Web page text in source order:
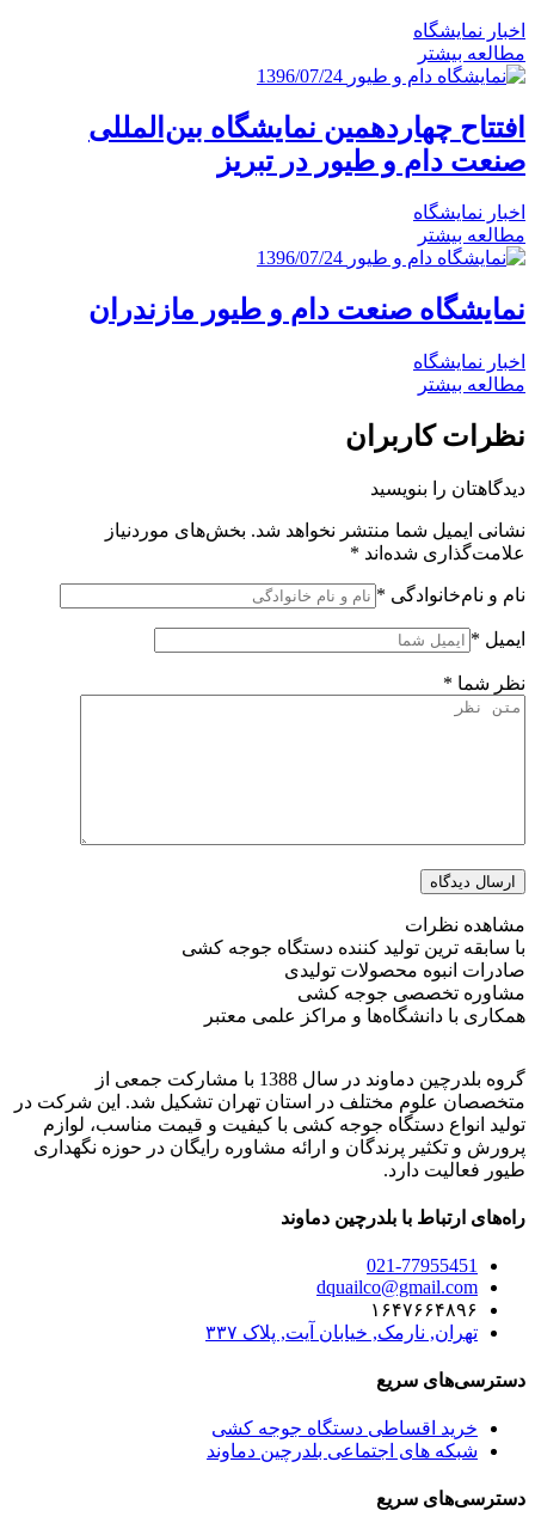
اخبار نمایشگاه
مطالعه بیشتر
1396/07/24
افتتاح چهاردهمین نمایشگاه بین‌المللی
صنعت دام و طیور در تبریز
اخبار نمایشگاه
مطالعه بیشتر
1396/07/24
نمایشگاه صنعت دام و طیور مازندران
اخبار نمایشگاه
مطالعه بیشتر
نظرات کاربران
دیدگاهتان را بنویسید
نشانی ایمیل شما منتشر نخواهد شد. بخش‌های موردنیاز
علامت‌گذاری شده‌اند *
نام و نام‌خانوادگی *
ایمیل *
نظر شما *
ارسال دیدگاه
مشاهده نظرات
با سابقه ترین تولید کننده دستگاه جوجه کشی
صادرات انبوه محصولات تولیدی
مشاوره تخصصی جوجه کشی
همکاری با دانشگاه‌ها و مراکز علمی معتبر
گروه بلدرچین دماوند در سال 1388 با مشارکت جمعی از
متخصصان علوم مختلف در استان تهران تشکیل شد. این شرکت در
تولید انواع دستگاه جوجه کشی با کیفیت و قیمت مناسب، لوازم
پرورش و تکثیر پرندگان و ارائه مشاوره رایگان در حوزه نگهداری
طیور فعالیت دارد.
راه‌های ارتباط با بلدرچین دماوند
021-77955451
dquailco@gmail.com
۱۶۴۷۶۶۴۸۹۶
تهران, نارمک, خیابان آیت, پلاک ۳۳۷
دسترسی‌های سریع
خرید اقساطی دستگاه جوجه کشی
شبکه های اجتماعی بلدرچین دماوند
دسترسی‌های سریع